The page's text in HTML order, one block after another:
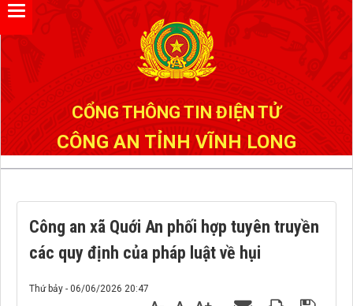
CỔNG THÔNG TIN ĐIỆN TỬ
CÔNG AN TỈNH VĨNH LONG
Công an xã Quới An phối hợp tuyên truyền
các quy định của pháp luật về hụi
Thứ bảy - 06/06/2026 20:47